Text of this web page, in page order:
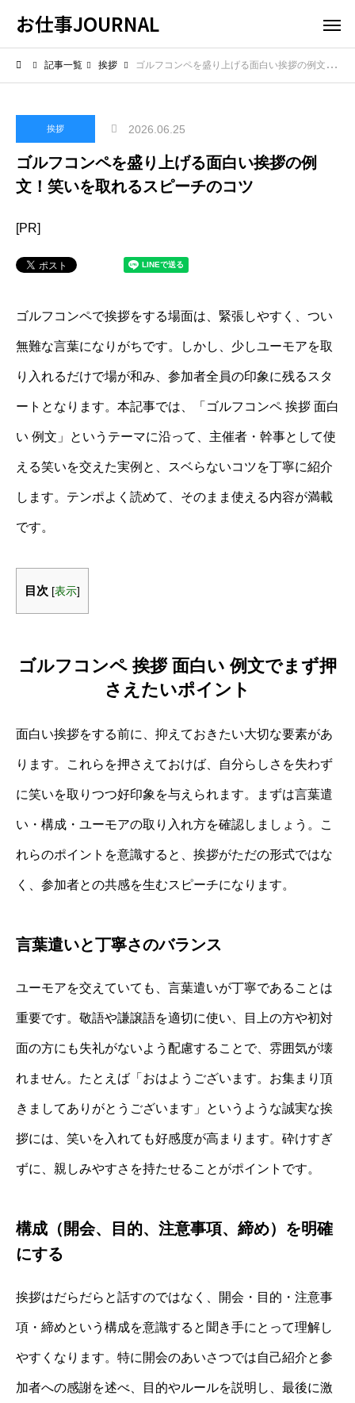
お仕事JOURNAL
記事一覧 挨拶 ゴルフコンペを盛り上げる面白い挨拶の例文！笑いを取れるスピーチのコツ
挨拶 2026.06.25
ゴルフコンペを盛り上げる面白い挨拶の例
文！笑いを取れるスピーチのコツ
[PR]
ゴルフコンペで挨拶をする場面は、緊張しやすく、つい
無難な言葉になりがちです。しかし、少しユーモアを取
り入れるだけで場が和み、参加者全員の印象に残るスタ
ートとなります。本記事では、「ゴルフコンペ 挨拶 面白
い 例文」というテーマに沿って、主催者・幹事として使
える笑いを交えた実例と、スベらないコツを丁寧に紹介
します。テンポよく読めて、そのまま使える内容が満載
です。
目次 [表示]
ゴルフコンペ 挨拶 面白い 例文でまず押
さえたいポイント
面白い挨拶をする前に、抑えておきたい大切な要素があ
ります。これらを押さえておけば、自分らしさを失わず
に笑いを取りつつ好印象を与えられます。まずは言葉遣
い・構成・ユーモアの取り入れ方を確認しましょう。こ
れらのポイントを意識すると、挨拶がただの形式ではな
く、参加者との共感を生むスピーチになります。
言葉遣いと丁寧さのバランス
ユーモアを交えていても、言葉遣いが丁寧であることは
重要です。敬語や謙譲語を適切に使い、目上の方や初対
面の方にも失礼がないよう配慮することで、雰囲気が壊
れません。たとえば「おはようございます。お集まり頂
きましてありがとうございます」というような誠実な挨
拶には、笑いを入れても好感度が高まります。砕けすぎ
ずに、親しみやすさを持たせることがポイントです。
構成（開会、目的、注意事項、締め）を明確
にする
挨拶はだらだらと話すのではなく、開会・目的・注意事
項・締めという構成を意識すると聞き手にとって理解し
やすくなります。特に開会のあいさつでは自己紹介と参
加者への感謝を述べ、目的やルールを説明し、最後に激